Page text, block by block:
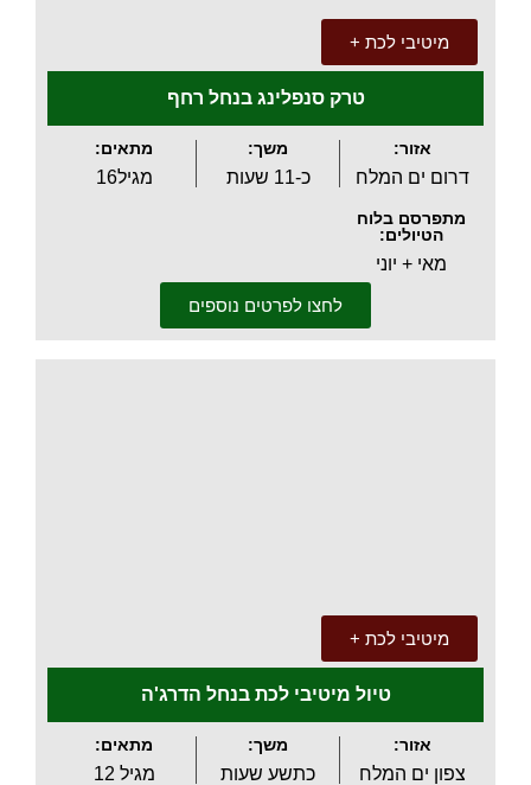
מיטיבי לכת +
טרק סנפלינג בנחל רחף
אזור:
דרום ים המלח
משך:
כ-11 שעות
מתאים:
מגיל16
מתפרסם בלוח
הטיולים:
מאי + יוני
לחצו לפרטים נוספים
מיטיבי לכת +
טיול מיטיבי לכת בנחל הדרג'ה
אזור:
צפון ים המלח
משך:
כתשע שעות
מתאים:
מגיל 12